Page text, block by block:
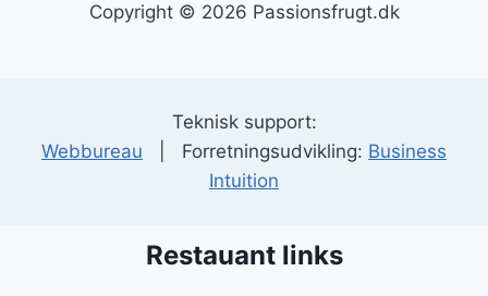
Copyright © 2026 Passionsfrugt.dk
Teknisk support:
Webbureau | Forretningsudvikling: Business
Intuition
Restauant links